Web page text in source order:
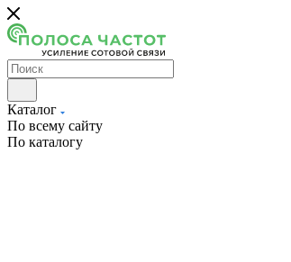
Каталог
По всему сайту
По каталогу